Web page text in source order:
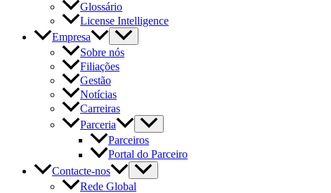
Glossário
License Intelligence
Empresa
Sobre nós
Filiações
Gestão
Notícias
Carreiras
Parceria
Parceiros
Portal do Parceiro
Contacte-nos
Rede Global